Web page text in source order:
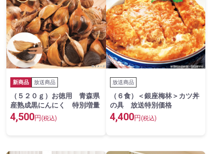
新商品 放送商品
（５２０ｇ）お徳用 青森県
産熟成黒にんにく 特別増量
4,500円 (税込)
放送商品
（６食）＜銀座梅林＞カツ丼
の具 放送特別価格
4,400円 (税込)